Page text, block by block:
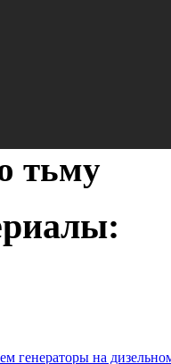
тьму
генераторы на